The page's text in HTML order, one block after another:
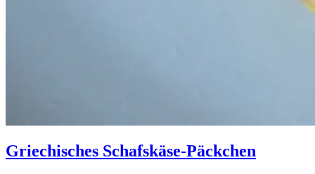
Griechisches Schafskäse-Päckchen